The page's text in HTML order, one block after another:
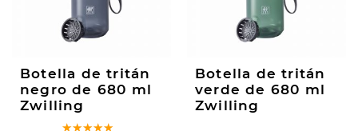
Botella de tritán
negro de 680 ml
Zwilling
Botella de tritán
verde de 680 ml
Zwilling